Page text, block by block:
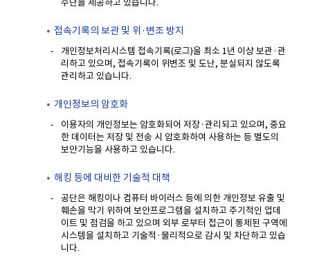
접속기록의 보관 및 위·변조 방지
개인정보처리시스템 접속기록(로그)을 최소 1년 이상 보관·관
리하고 있으며, 접속기록이 위변조 및 도난, 분실되지 않도록
관리하고 있습니다.
개인정보의 암호화
이용자의 개인정보는 암호화되어 저장·관리되고 있으며, 중요
한 데이터는 저장 및 전송 시 암호화하여 사용하는 등 별도의
보안기능을 사용하고 있습니다.
해킹 등에 대비한 기술적 대책
공단은 해킹이나 컴퓨터 바이러스 등에 의한 개인정보 유출 및
훼손을 막기 위하여 보안프로그램을 설치하고 주기적인 업데
이트 및 점검을 하고 있으며 외부 로부터 접근이 통제된 구역에
시스템을 설치하고 기술적·물리적으로 감시 및 차단하고 있습
니다.